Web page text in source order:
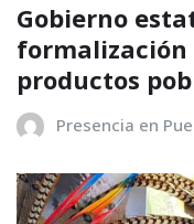
Gobierno
formalización
productos
Presencia en